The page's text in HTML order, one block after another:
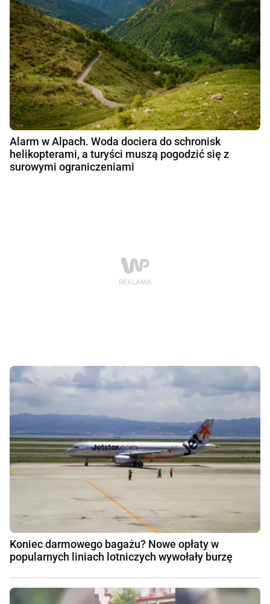
Alarm w Alpach. Woda dociera do schronisk
helikopterami, a turyści muszą pogodzić się z
surowymi ograniczeniami
Koniec darmowego bagażu? Nowe opłaty w
popularnych liniach lotniczych wywołały burzę